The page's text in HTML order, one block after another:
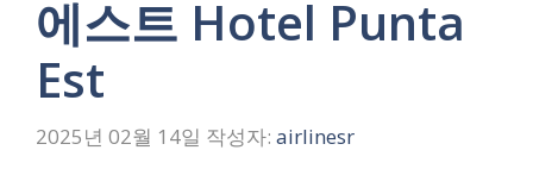
에스트 Hotel Punta
Est
2025년 02월 14일 작성자: airlinesr